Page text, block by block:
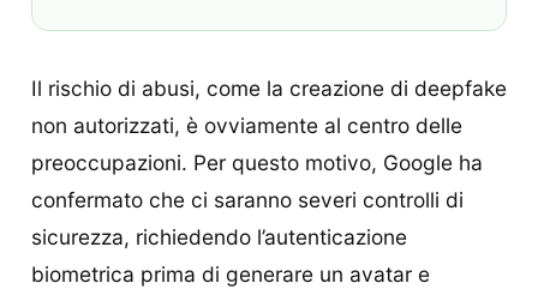
Il rischio di abusi, come la creazione di deepfake
non autorizzati, è ovviamente al centro delle
preoccupazioni. Per questo motivo, Google ha
confermato che ci saranno severi controlli di
sicurezza, richiedendo l’autenticazione
biometrica prima di generare un avatar e